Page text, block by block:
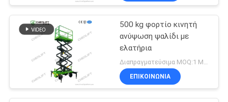
500 kg φορτίο κινητή
ανύψωση ψαλίδι με
ελατήρια
ΕΠΙΚΟΙΝΩΝΙΑ